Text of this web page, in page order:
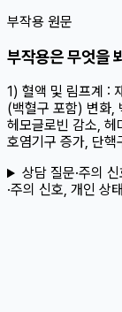
부작용 원문
부작용은 무엇을
1) 혈액 및 림프계 :
(백혈구 포함) 변화,
헤모글로빈 감소, 헤
호염기구 증가, 단핵
상담 질문·주의 신
·주의 신호, 개인 상